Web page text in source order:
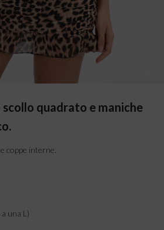
quadrato e maniche
coppe interne.
una L)